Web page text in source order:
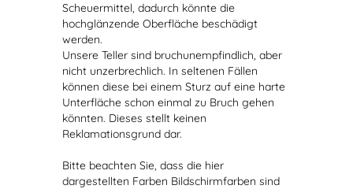
Scheuermittel, dadurch könnte die
hochglänzende Oberfläche beschädigt
werden.
Unsere Teller sind bruchunempfindlich, aber
nicht unzerbrechlich. In seltenen Fällen
können diese bei einem Sturz auf eine harte
Unterfläche schon einmal zu Bruch gehen
könnten. Dieses stellt keinen
Reklamationsgrund dar.
Bitte beachten Sie, dass die hier
dargestellten Farben Bildschirmfarben sind